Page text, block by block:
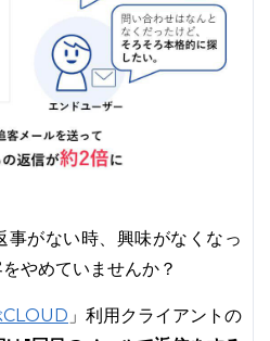
事がない時、興味がなくなっ
やめていませんか？
CLOUD 」利用クライアントの